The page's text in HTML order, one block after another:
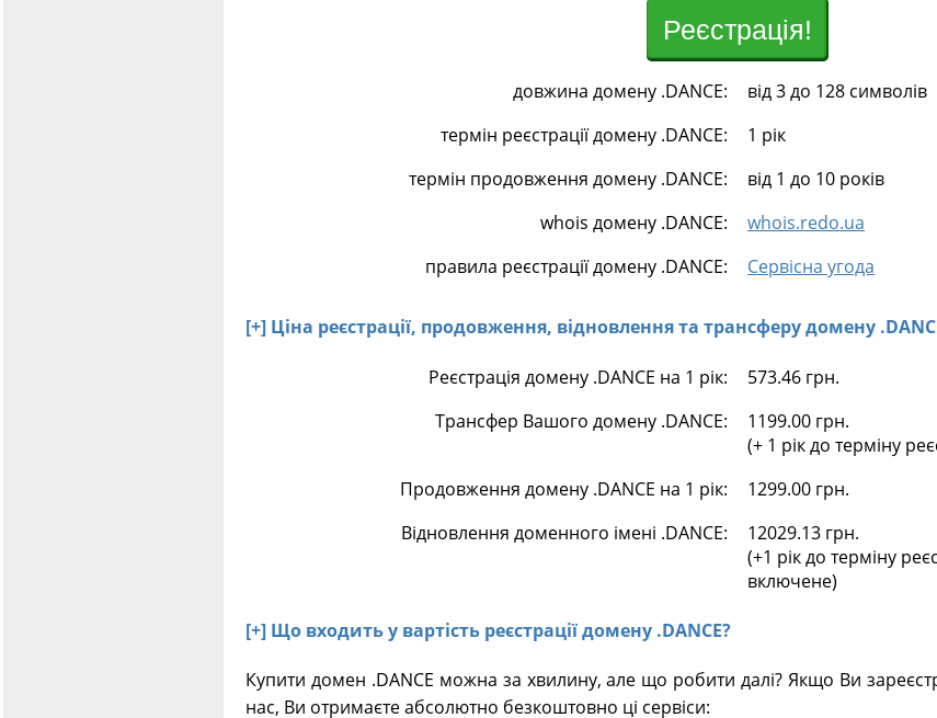
Реєстрація!
довжина домену .DANCE:
від 3 до 128 символів
термін реєстрації домену .DANCE:
1 рік
термін продовження домену .DANCE:
від 1 до 10 років
whois домену .DANCE:
whois.redo.ua
правила реєстрації домену .DANCE:
Сервісна угода
[+] Ціна реєстрації, продовження, відновлення та трансферу домену
Реєстрація домену .DANCE на 1 рік:
573.46 грн.
Трансфер Вашого домену .DANCE:
1199.00 грн.
(+ 1 рік до терміну
Продовження домену .DANCE на 1 рік:
1299.00 грн.
Відновлення доменного імені .DANCE:
12029.13 грн.
(+1 рік до терміну
включене)
[+] Що входить у вартість реєстрації домену .DANCE?
Купити домен .DANCE можна за хвилину, але що робити далі? Якщо Ви
нас, Ви отримаєте абсолютно безкоштовно ці сервіси: